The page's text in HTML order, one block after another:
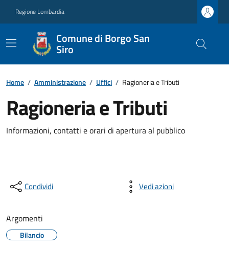
Regione Lombardia
Comune di Borgo San
Siro
Home / Amministrazione / Uffici / Ragioneria e Tributi
Ragioneria e Tributi
Informazioni, contatti e orari di apertura al pubblico
Condividi Vedi azioni
Argomenti
Bilancio